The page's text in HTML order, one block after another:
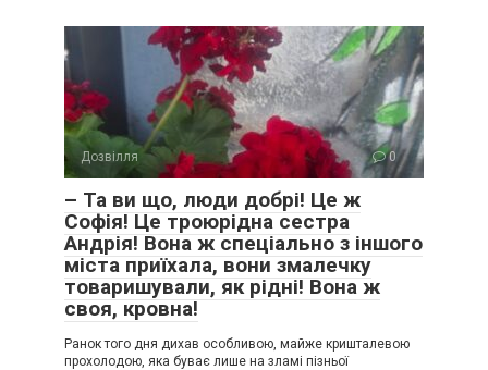
Дозвілля 0
– Та ви що, люди добрі! Це ж
Софія! Це троюрідна сестра
Андрія! Вона ж спеціально з іншого
міста приїхала, вони змалечку
товаришували, як рідні! Вона ж
своя, кровна!
Ранок того дня дихав особливою, майже кришталевою
прохолодою, яка буває лише на зламі пізньої